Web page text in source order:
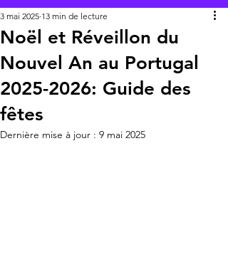
Noël et Réveillon du
Nouvel An au Portugal
2025-2026: Guide des
fêtes
3 mai 2025 13 min de lecture
Dernière mise à jour : 9 mai 2025